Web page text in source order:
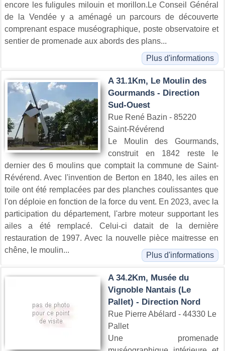
encore les fuligules milouin et morillon.Le Conseil Général
de la Vendée y a aménagé un parcours de découverte
comprenant espace muséographique, poste observatoire et
sentier de promenade aux abords des plans...
Plus d'informations
A 31.1Km, Le Moulin des
Gourmands - Direction
Sud-Ouest
Rue René Bazin - 85220
Saint-Révérend
Le Moulin des Gourmands,
construit en 1842 reste le
dernier des 6 moulins que comptait la commune de Saint-
Révérend. Avec l'invention de Berton en 1840, les ailes en
toile ont été remplacées par des planches coulissantes que
l'on déploie en fonction de la force du vent. En 2023, avec la
participation du département, l'arbre moteur supportant les
ailes a été remplacé. Celui-ci datait de la dernière
restauration de 1997. Avec la nouvelle pièce maitresse en
chêne, le moulin...
Plus d'informations
A 34.2Km, Musée du
Vignoble Nantais (Le
Pallet) - Direction Nord
Rue Pierre Abélard - 44330 Le
Pallet
Une promenade